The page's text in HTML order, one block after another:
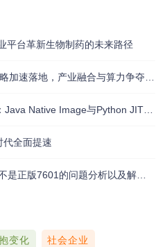
平台革新生物制药的未来路径
全球AI竞赛进入深水区：各国战略加速落地，产业融合与算力争夺白热化
Serverless冷启动“亚毫秒”之战：Java Native Image与Python JIT的对决实录
代全面提速
windows 7提示此Windows副本不是正版7601的问题分析以及解决方法
变化 社会企业